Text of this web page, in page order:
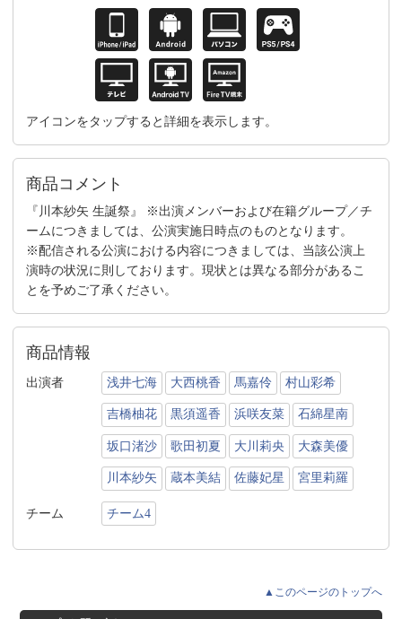
アイコンをタップすると詳細を表示します。
商品コメント
『川本紗矢 生誕祭』 ※出演メンバーおよび在籍グループ／チ
ームにつきましては、公演実施日時点のものとなります。
※配信される公演における内容につきましては、当該公演上
演時の状況に則しております。現状とは異なる部分があるこ
とを予めご了承ください。
商品情報
出演者 浅井七海 大西桃香 馬嘉伶 村山彩希
吉橋柚花 黒須遥香 浜咲友菜 石綿星南
坂口渚沙 歌田初夏 大川莉央 大森美優
川本紗矢 蔵本美結 佐藤妃星 宮里莉羅
チーム チーム4
▲このページのトップへ